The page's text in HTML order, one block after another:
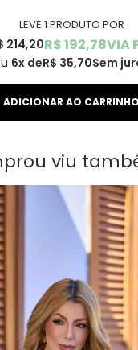
LEVE 1 PRODUTO
214,20R$ 192,78VIA
6x R$ 35,70Sem
viu